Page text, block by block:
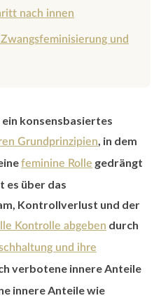
nach innen
und
konsensbasiertes
Grundprinzipien, in dem
feminine Rolle gedrängt
es über das
Kontrollverlust und der
Kontrolle abgeben durch
und ihre
verbotene innere Anteile
innere Anteile wie